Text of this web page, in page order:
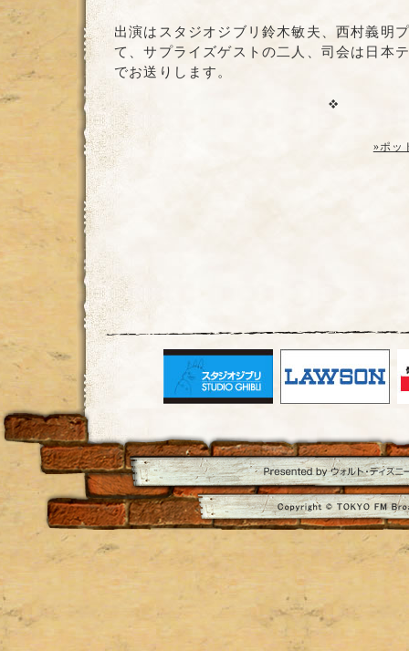
出演はスタジオジブリ鈴木敏夫、西村義明
て、サプライズゲストの二人、司会は日本
でお送りします。
»ポッ